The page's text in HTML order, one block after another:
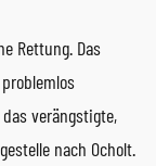
Rettung. Das
verängstigte,
nach Ocholt.